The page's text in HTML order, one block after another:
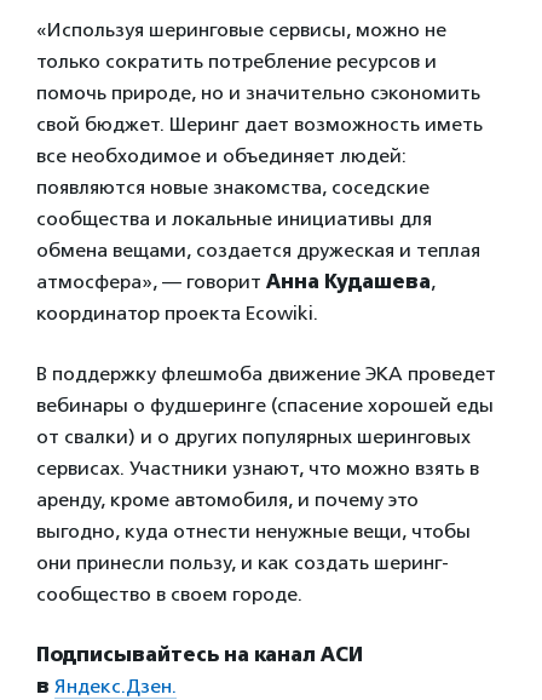
«Используя шеринговые сервисы, можно не
только сократить потребление ресурсов и
помочь природе, но и значительно сэкономить
свой бюджет. Шеринг дает возможность иметь
все необходимое и объединяет людей:
появляются новые знакомства, соседские
сообщества и локальные инициативы для
обмена вещами, создается дружеская и теплая
атмосфера», — говорит Анна Кудашева,
координатор проекта Ecowiki.
В поддержку флешмоба движение ЭКА проведет
вебинары о фудшеринге (спасение хорошей еды
от свалки) и о других популярных шеринговых
сервисах. Участники узнают, что можно взять в
аренду, кроме автомобиля, и почему это
выгодно, куда отнести ненужные вещи, чтобы
они принесли пользу, и как создать шеринг-
сообщество в своем городе.
Подписывайтесь на канал АСИ
в Яндекс.Дзен.